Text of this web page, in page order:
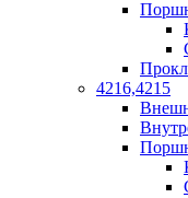
4216,4215